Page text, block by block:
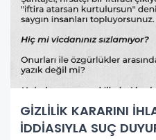
GİZLİLİK KARARINI
İDDİASIYLA SUÇ